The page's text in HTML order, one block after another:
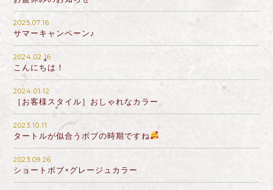
2025.07.16
サマーキャンペーン♪
2024.02.16
こんにちは！
2024.01.12
［お客様スタイル］おしゃれなカラー
2023.10.11
タートルが似合うボブの時期ですね
2023.09.26
ショートボブ×グレージュカラー